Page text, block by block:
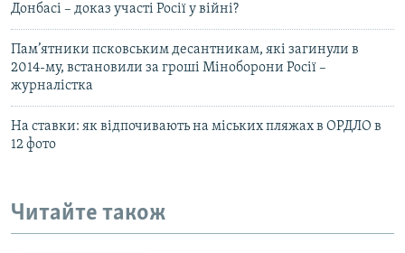
Донбасі – доказ участі Росії у війні?
Пам’ятники псковським десантникам, які загинули в
2014-му, встановили за гроші Міноборони Росії –
журналістка
На ставки: як відпочивають на міських пляжах в ОРДЛО в
12 фото
Читайте також